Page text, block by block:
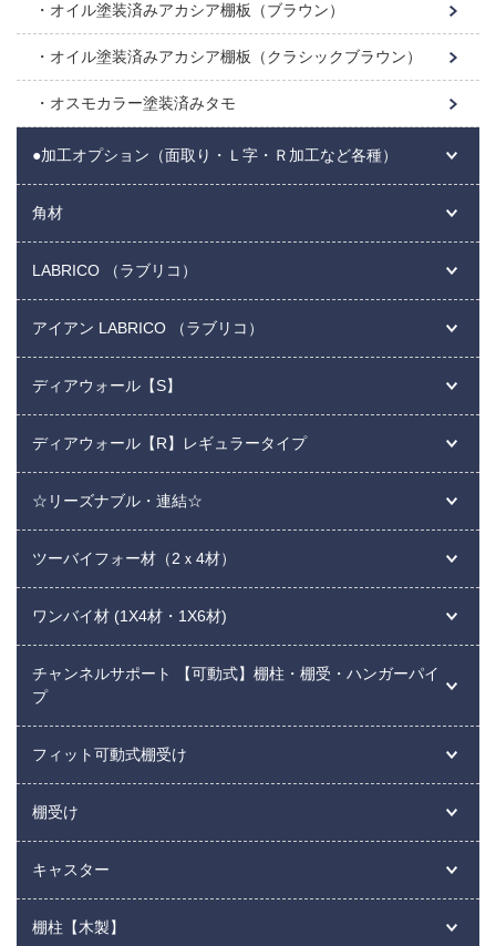
オイル塗装済みアカシア棚板（ブラウン）
オイル塗装済みアカシア棚板（クラシックブラウン）
オスモカラー塗装済みタモ
●加工オプション（面取り・Ｌ字・Ｒ加工など各種）
角材
LABRICO （ラブリコ）
アイアン LABRICO （ラブリコ）
ディアウォール【S】
ディアウォール【R】レギュラータイプ
☆リーズナブル・連結☆
ツーバイフォー材（2ｘ4材）
ワンバイ材 (1X4材・1X6材)
チャンネルサポート 【可動式】棚柱・棚受・ハンガーパイ
プ
フィット可動式棚受け
棚受け
キャスター
棚柱【木製】